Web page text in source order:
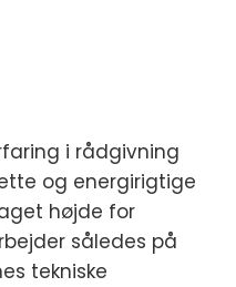
i rådgivning
og energirigtige
højde for
således på
tekniske